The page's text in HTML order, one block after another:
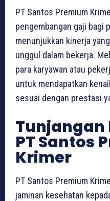
PT Santos Premium
pengembangan gaji bagi
menunjukkan kinerja
unggul dalam bekerja.
para karyawan atau
untuk mendapatkan
sesuai dengan prestasi
Tunjangan
PT Santos
Krimer
PT Santos Premium
jaminan kesehatan